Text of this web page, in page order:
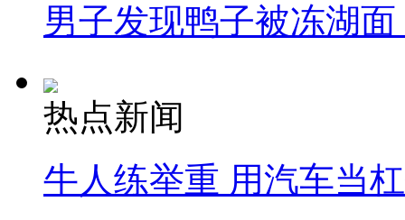
男子发现鸭子被冻湖
热点新闻
牛人练举重 用汽车当